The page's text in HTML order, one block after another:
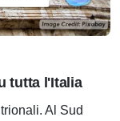
tutta l'Italia
Al Sud